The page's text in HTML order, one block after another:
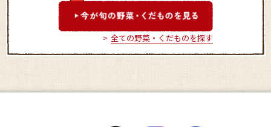
全ての野菜・くだものを探す